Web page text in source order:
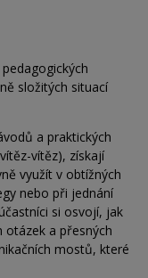
složitých situací
a praktických
vítěz), získají
využít v obtížných
nebo při jednání
si osvojí, jak
a přesných
mostů, které